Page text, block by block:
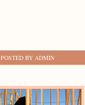
POSTED BY ADMIN